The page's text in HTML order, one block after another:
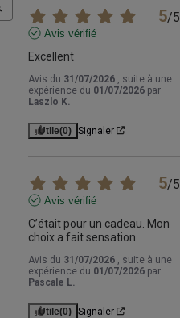
5/5
Avis vérifié
Excellent
Avis du 31/07/2026
, suite à une
expérience du 01/07/2026 par
Laszlo K.
Utile(0) Signaler
5/5
Avis vérifié
C’était pour un cadeau. Mon
choix a fait sensation
Avis du 31/07/2026
, suite à une
expérience du 01/07/2026 par
Pascale L.
Utile(0) Signaler